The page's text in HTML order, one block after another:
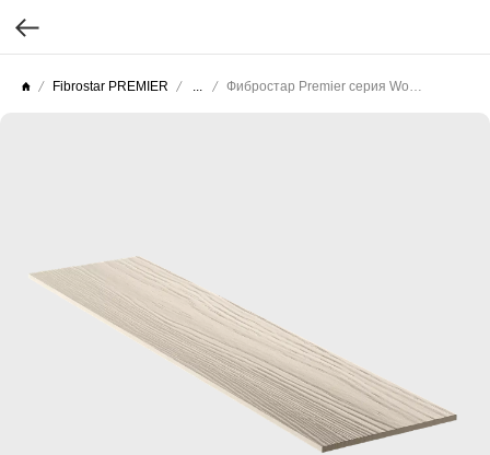
Fibrostar PREMIER ... Фибростар Premier серия Wood (Целлюлоза текстурированная) КС 04 Гавайский Песок 3000х200х10мм